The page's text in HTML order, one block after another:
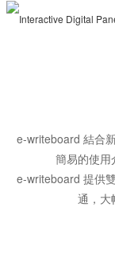
e-writeboard 結合
簡易的使用
e-writeboard 提供
通，大